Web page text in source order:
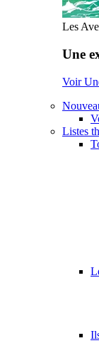
Les
Une
Voir
Listes